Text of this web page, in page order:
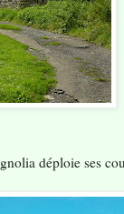
déploie ses